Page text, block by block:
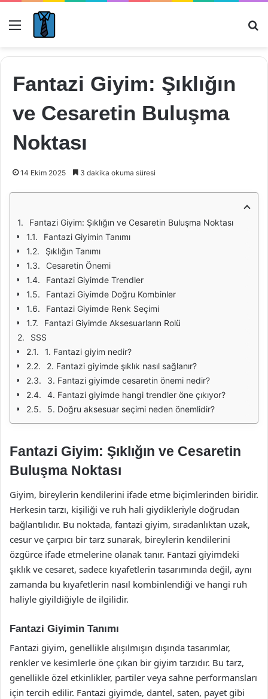
Menü
Fantazi Giyim: Şıklığın
ve Cesaretin Buluşma
Noktası
14 Ekim 2025 3 dakika okuma süresi
Fantazi Giyim: Şıklığın ve Cesaretin Buluşma Noktası
Fantazi Giyimin Tanımı
Şıklığın Tanımı
Cesaretin Önemi
Fantazi Giyimde Trendler
Fantazi Giyimde Doğru Kombinler
Fantazi Giyimde Renk Seçimi
Fantazi Giyimde Aksesuarların Rolü
SSS
1. Fantazi giyim nedir?
2. Fantazi giyimde şıklık nasıl sağlanır?
3. Fantazi giyimde cesaretin önemi nedir?
4. Fantazi giyimde hangi trendler öne çıkıyor?
5. Doğru aksesuar seçimi neden önemlidir?
Fantazi Giyim: Şıklığın ve Cesaretin
Buluşma Noktası
Giyim, bireylerin kendilerini ifade etme biçimlerinden biridir.
Herkesin tarzı, kişiliği ve ruh hali giydikleriyle doğrudan
bağlantılıdır. Bu noktada, fantazi giyim, sıradanlıktan uzak,
cesur ve çarpıcı bir tarz sunarak, bireylerin kendilerini
özgürce ifade etmelerine olanak tanır. Fantazi giyimdeki
şıklık ve cesaret, sadece kıyafetlerin tasarımında değil, aynı
zamanda bu kıyafetlerin nasıl kombinlendiği ve hangi ruh
haliyle giyildiğiyle de ilgilidir.
Fantazi Giyimin Tanımı
Fantazi giyim, genellikle alışılmışın dışında tasarımlar,
renkler ve kesimlerle öne çıkan bir giyim tarzıdır. Bu tarz,
genellikle özel etkinlikler, partiler veya sahne performansları
için tercih edilir. Fantazi giyimde, dantel, saten, payet gibi